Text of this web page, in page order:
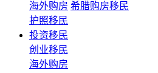
海外购房 希腊购房移民
护照移民
投资移民
创业移民
海外购房